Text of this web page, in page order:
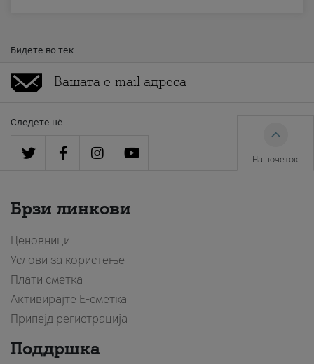
Бидете во тек
Следете нè
На почеток
Брзи линкови
Ценовници
Услови за користење
Плати сметка
Активирајте Е-сметка
Припејд регистрација
Поддршка